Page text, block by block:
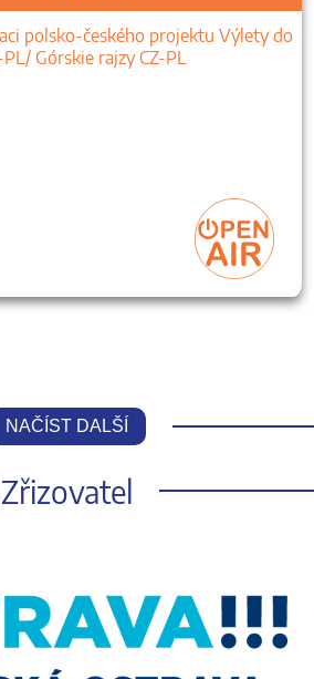
polsko-českého projektu Výlety do
PL/ Górskie rajzy CZ-PL
NAČÍST DALŠÍ
Zřizovatel